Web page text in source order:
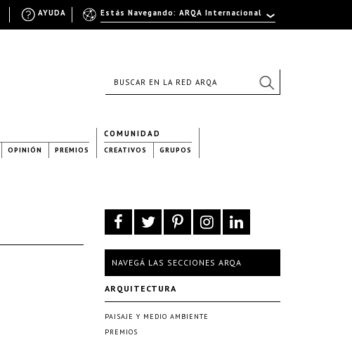
OPINIÓN PREMIOS
COMUNIDAD
CREATIVOS GRUPOS
NAVEGÁ LAS SECCIONES ARQA
ARQUITECTURA
PAISAJE Y MEDIO AMBIENTE
PREMIOS
Estás Navegando: ARQA Internacional
AYUDA